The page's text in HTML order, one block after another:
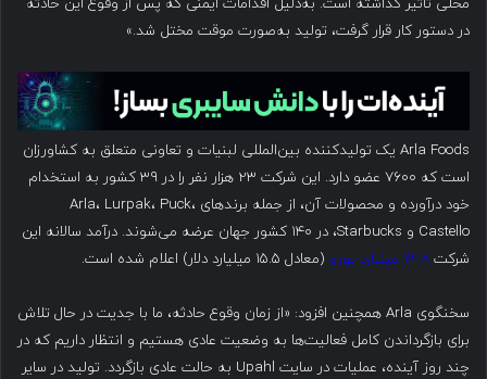
محلی تأثیر گذاشته است. به‌دلیل اقدامات ایمنی که پس از وقوع این حادثه
در دستور کار قرار گرفت، تولید به‌صورت موقت مختل شد.»
Arla Foods یک تولیدکننده بین‌المللی لبنیات و تعاونی متعلق به کشاورزان
است که ۷۶۰۰ عضو دارد. این شرکت ۲۳ هزار نفر را در ۳۹ کشور به استخدام
خود درآورده و محصولات آن، از جمله برندهای Arla، Lurpak، Puck،
Castello و Starbucks، در ۱۴۰ کشور جهان عرضه می‌شوند. درآمد سالانه این
شرکت ۱۳.۸ میلیارد یورو (معادل ۱۵.۵ میلیارد دلار) اعلام شده است.
سخنگوی Arla همچنین افزود: «از زمان وقوع حادثه، ما با جدیت در حال تلاش
برای بازگرداندن کامل فعالیت‌ها به وضعیت عادی هستیم و انتظار داریم که در
چند روز آینده، عملیات در سایت Upahl به حالت عادی بازگردد. تولید در سایر